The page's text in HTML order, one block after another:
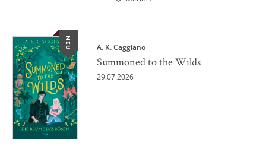
NEU A. K. Caggiano
Summoned to the Wilds
29.07.2026